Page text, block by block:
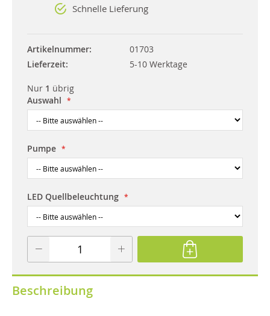
Schnelle Lieferung
Artikelnummer
01703
Lieferzeit
5-10 Werktage
Nur 1 übrig
Auswahl
Pumpe
LED Quellbeleuchtung
Beschreibung